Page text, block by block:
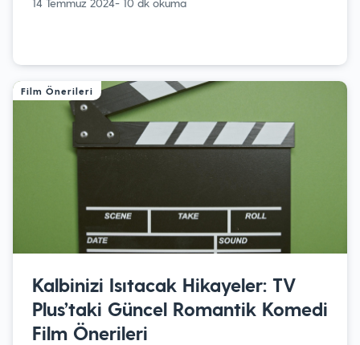
14 Temmuz 2024- 10 dk okuma
Film Önerileri
Kalbinizi Isıtacak Hikayeler: TV
Plus’taki Güncel Romantik Komedi
Film Önerileri